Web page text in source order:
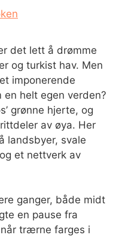
det lett å drømme
og turkist hav. Men
imponerende
helt egen verden?
grønne hjerte, og
av øya. Her
landsbyer, svale
et nettverk av
ganger, både midt
en pause fra
trærne farges i